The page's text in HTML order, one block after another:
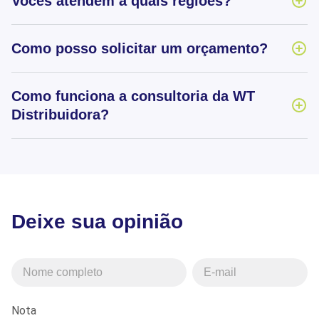
Como posso solicitar um orçamento?
Como funciona a consultoria da WT
Distribuidora?
Deixe sua opinião
Nota